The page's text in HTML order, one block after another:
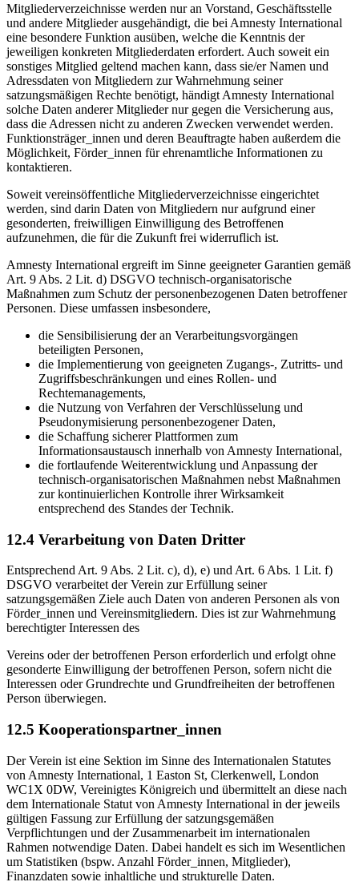
Mitgliederverzeichnisse werden nur an Vorstand, Geschäftsstelle
und andere Mitglieder ausgehändigt, die bei Amnesty International
eine besondere Funktion ausüben, welche die Kenntnis der
jeweiligen konkreten Mitgliederdaten erfordert. Auch soweit ein
sonstiges Mitglied geltend machen kann, dass sie/er Namen und
Adressdaten von Mitgliedern zur Wahrnehmung seiner
satzungsmäßigen Rechte benötigt, händigt Amnesty International
solche Daten anderer Mitglieder nur gegen die Versicherung aus,
dass die Adressen nicht zu anderen Zwecken verwendet werden.
Funktionsträger_innen und deren Beauftragte haben außerdem die
Möglichkeit, Förder_innen für ehrenamtliche Informationen zu
kontaktieren.
Soweit vereinsöffentliche Mitgliederverzeichnisse eingerichtet
werden, sind darin Daten von Mitgliedern nur aufgrund einer
gesonderten, freiwilligen Einwilligung des Betroffenen
aufzunehmen, die für die Zukunft frei widerruflich ist.
Amnesty International ergreift im Sinne geeigneter Garantien gemäß
Art. 9 Abs. 2 Lit. d) DSGVO technisch-organisatorische
Maßnahmen zum Schutz der personenbezogenen Daten betroffener
Personen. Diese umfassen insbesondere,
die Sensibilisierung der an Verarbeitungsvorgängen
beteiligten Personen,
die Implementierung von geeigneten Zugangs-, Zutritts- und
Zugriffsbeschränkungen und eines Rollen- und
Rechtemanagements,
die Nutzung von Verfahren der Verschlüsselung und
Pseudonymisierung personenbezogener Daten,
die Schaffung sicherer Plattformen zum
Informationsaustausch innerhalb von Amnesty International,
die fortlaufende Weiterentwicklung und Anpassung der
technisch-organisatorischen Maßnahmen nebst Maßnahmen
zur kontinuierlichen Kontrolle ihrer Wirksamkeit
entsprechend des Standes der Technik.
12.4 Verarbeitung von Daten Dritter
Entsprechend Art. 9 Abs. 2 Lit. c), d), e) und Art. 6 Abs. 1 Lit. f)
DSGVO verarbeitet der Verein zur Erfüllung seiner
satzungsgemäßen Ziele auch Daten von anderen Personen als von
Förder_innen und Vereinsmitgliedern. Dies ist zur Wahrnehmung
berechtigter Interessen des
Vereins oder der betroffenen Person erforderlich und erfolgt ohne
gesonderte Einwilligung der betroffenen Person, sofern nicht die
Interessen oder Grundrechte und Grundfreiheiten der betroffenen
Person überwiegen.
12.5 Kooperationspartner_innen
Der Verein ist eine Sektion im Sinne des Internationalen Statutes
von Amnesty International, 1 Easton St, Clerkenwell, London
WC1X 0DW, Vereinigtes Königreich und übermittelt an diese nach
dem Internationale Statut von Amnesty International in der jeweils
gültigen Fassung zur Erfüllung der satzungsgemäßen
Verpflichtungen und der Zusammenarbeit im internationalen
Rahmen notwendige Daten. Dabei handelt es sich im Wesentlichen
um Statistiken (bspw. Anzahl Förder_innen, Mitglieder),
Finanzdaten sowie inhaltliche und strukturelle Daten.